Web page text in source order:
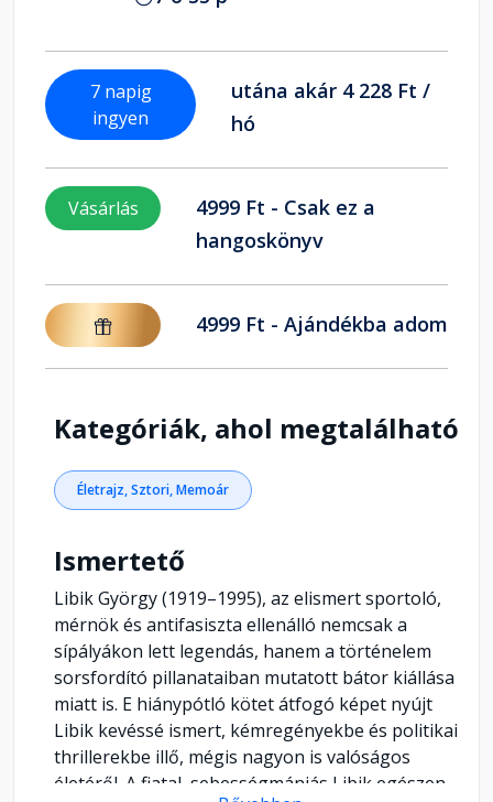
7 napig
ingyen
utána akár 4 228 Ft /
hó
Vásárlás
4999 Ft - Csak ez a
hangoskönyv
4999 Ft - Ajándékba adom
Kategóriák, ahol megtalálható
Életrajz, Sztori, Memoár
Ismertető
Libik György (1919–1995), az elismert sportoló,
mérnök és antifasiszta ellenálló nemcsak a
sípályákon lett legendás, hanem a történelem
sorsfordító pillanataiban mutatott bátor kiállása
miatt is. E hiánypótló kötet átfogó képet nyújt
Libik kevéssé ismert, kémregényekbe és politikai
thrillerekbe illő, mégis nagyon is valóságos
életéről. A fiatal, sebességmániás Libik egészen